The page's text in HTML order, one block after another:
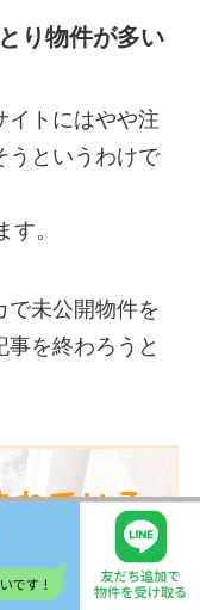
り物件が多い
イトにはやや注
うというわけで
す。
で未公開物件を
を終わろうと